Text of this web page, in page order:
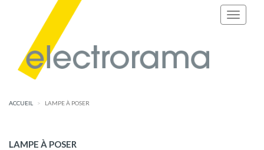
ACCUEIL LAMPE À POSER
LAMPE À POSER